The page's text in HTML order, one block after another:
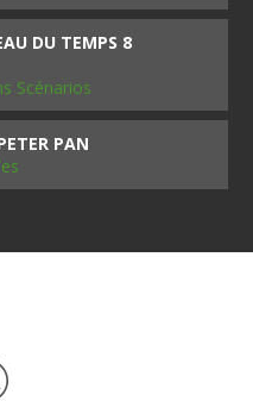
DU TEMPS 8
Scénarios
PAN